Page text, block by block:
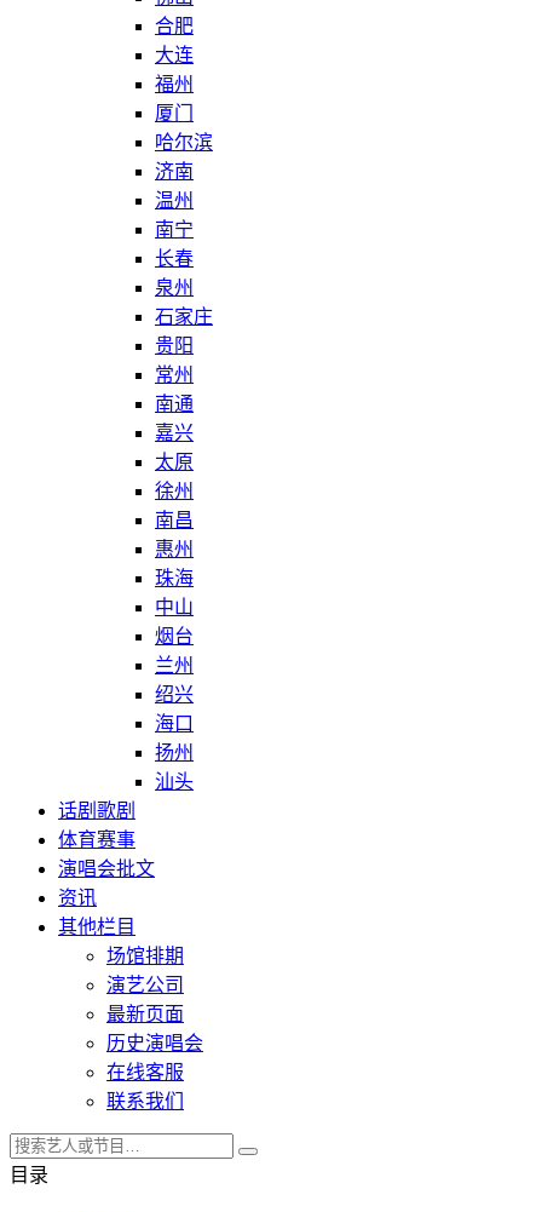
合肥
大连
福州
厦门
哈尔滨
济南
温州
南宁
长春
泉州
石家庄
贵阳
常州
南通
嘉兴
太原
徐州
南昌
惠州
珠海
中山
烟台
兰州
绍兴
海口
扬州
汕头
话剧歌剧
体育赛事
演唱会批文
资讯
其他栏目
场馆排期
演艺公司
最新页面
历史演唱会
在线客服
联系我们
目录